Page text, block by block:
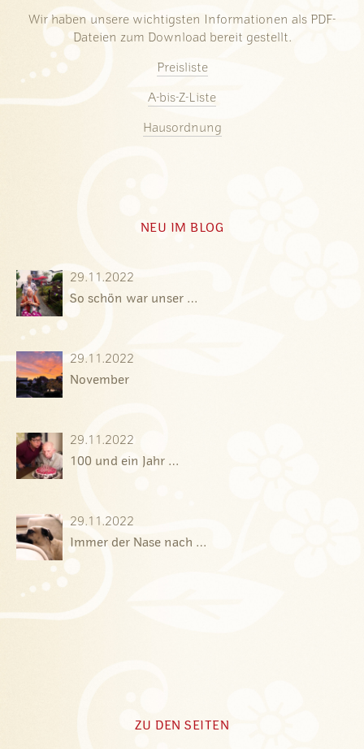
Wir haben unsere wichtigsten Informationen als PDF-
Dateien zum Download bereit gestellt.
Preisliste
A-bis-Z-Liste
Hausordnung
NEU IM BLOG
29.11.2022
So schön war unser …
29.11.2022
November
29.11.2022
100 und ein Jahr …
29.11.2022
Immer der Nase nach …
ZU DEN SEITEN